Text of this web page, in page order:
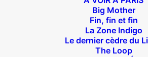
Big Mother
Fin, fin et fin
La Zone Indigo
Le dernier cèdre du
The Loop
Suivez nous !